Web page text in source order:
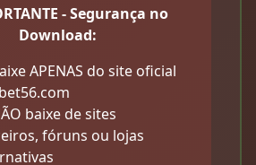
- Segurança no
Download:
APENAS do site oficial
baixe de sites
fóruns ou lojas